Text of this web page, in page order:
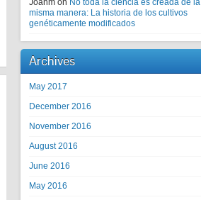
Joanm on No toda la ciencia es creada de la
misma manera: La historia de los cultivos
genéticamente modificados
Archives
May 2017
December 2016
November 2016
August 2016
June 2016
May 2016